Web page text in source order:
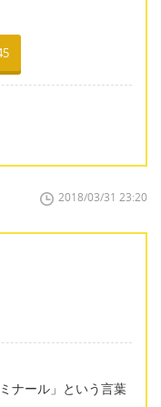
2018/03/31 23:20
ナール」という言葉